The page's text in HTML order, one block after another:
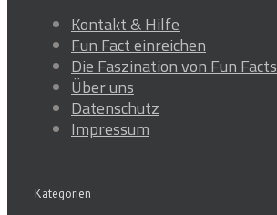
Kontakt & Hilfe
Fun Fact einreichen
Die Faszination von Fun Facts
Über uns
Datenschutz
Impressum
Kategorien